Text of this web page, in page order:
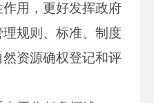
用，更好发挥政府
规则、标准、制度
资源确权登记和评